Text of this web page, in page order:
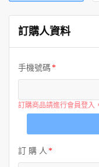
訂購人資料
手機號碼
訂購商品請進行會員登入
訂 購 人